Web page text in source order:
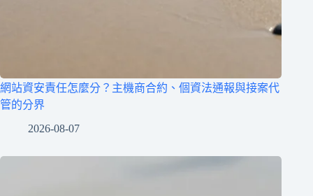
網站資安責任怎麼分？主機商合約、個資法通報與接案代
管的分界
2026-08-07